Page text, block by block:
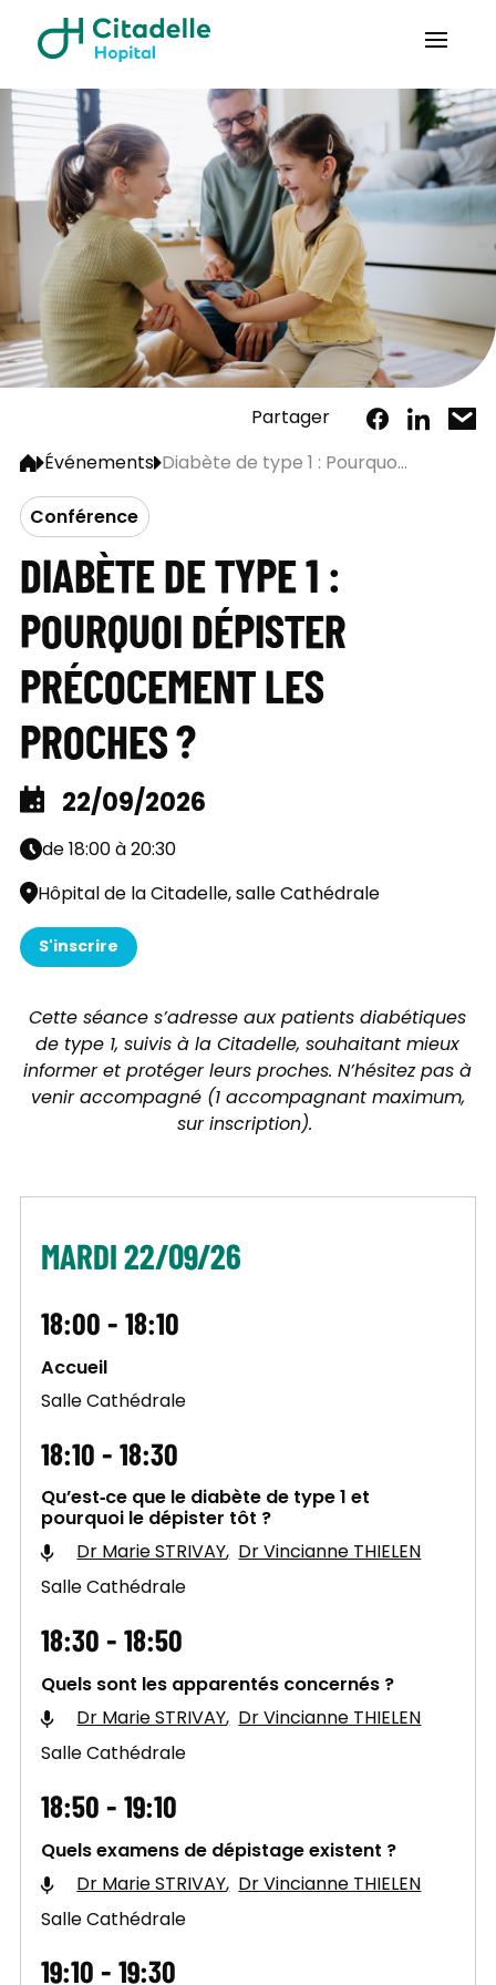
Partager
Événements Diabète de type 1 : Pourquo...
Conférence
DIABÈTE DE TYPE 1 :
POURQUOI DÉPISTER
PRÉCOCEMENT LES
PROCHES ?
22/09/2026
de 18:00 à 20:30
Hôpital de la Citadelle, salle Cathédrale
S'inscrire
Cette séance s’adresse aux patients diabétiques
de type 1, suivis à la Citadelle, souhaitant mieux
informer et protéger leurs proches. N’hésitez pas à
venir accompagné (1 accompagnant maximum,
sur inscription).
MARDI 22/09/26
18:00 - 18:10
Accueil
Salle Cathédrale
18:10 - 18:30
Qu’est‑ce que le diabète de type 1 et
pourquoi le dépister tôt ?
Dr Marie STRIVAY Dr Vincianne THIELEN
Salle Cathédrale
18:30 - 18:50
Quels sont les apparentés concernés ?
Dr Marie STRIVAY Dr Vincianne THIELEN
Salle Cathédrale
18:50 - 19:10
Quels examens de dépistage existent ?
Dr Marie STRIVAY Dr Vincianne THIELEN
Salle Cathédrale
19:10 - 19:30